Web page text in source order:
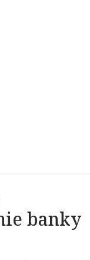
banky